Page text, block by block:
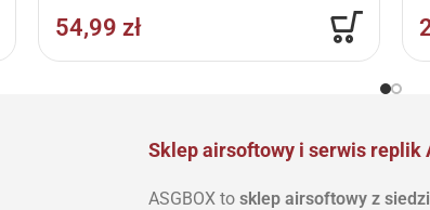
54,99 zł
Sklep airsoftowy i serwis replik
ASGBOX to sklep airsoftowy z